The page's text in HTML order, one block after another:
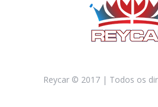
Reycar © 2017 | Todos os